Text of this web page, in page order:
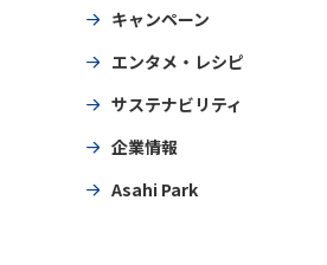
キャンペーン
エンタメ・レシピ
サステナビリティ
企業情報
Asahi Park